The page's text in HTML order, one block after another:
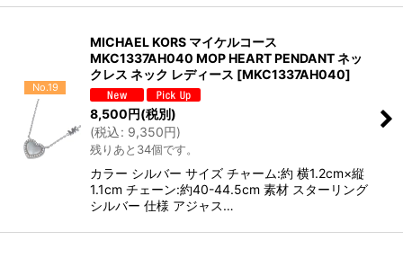
No.19
MICHAEL KORS マイケルコース
MKC1337AH040 MOP HEART PENDANT ネッ
クレス ネック レディース [MKC1337AH040]
8,500円(税別)
(税込: 9,350円)
残りあと34個です。
カラー シルバー サイズ チャーム:約 横1.2cm×縦
1.1cm チェーン:約40-44.5cm 素材 スターリング
シルバー 仕様 アジャス…